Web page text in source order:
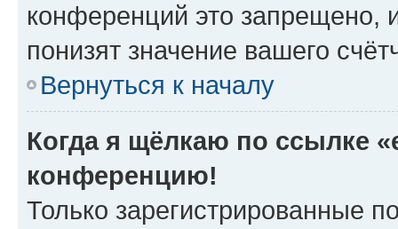
конференций это запрещено,
понизят значение вашего
Вернуться к началу
Когда я щёлкаю по ссылке
конференцию!
Только зарегистрированные